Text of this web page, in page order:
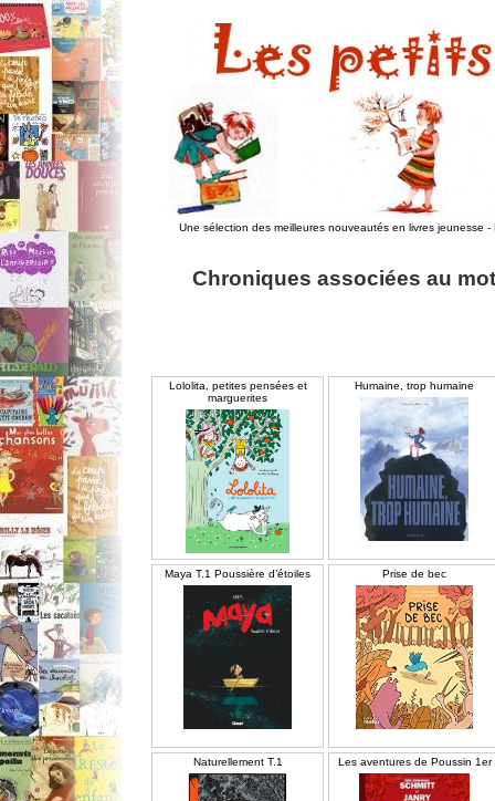
Une sélection des meilleures nouveautés en livres jeunesse -
Chroniques associées au
Lololita, petites pensées et
marguerites
Humaine, trop humaine
Maya T.1 Poussière d’étoiles Prise de bec
Naturellement T.1 Les aventures de Poussin 1er